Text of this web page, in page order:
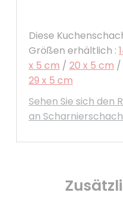
Diese
Größen erhältlich :
x 5 cm / 20 x 5 cm /
29 x 5 cm
Sehen Sie sich den
an